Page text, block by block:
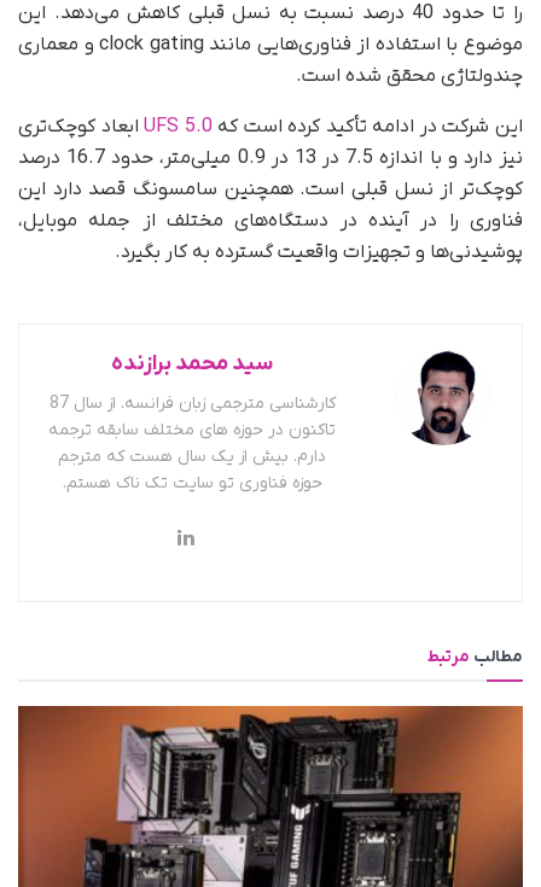
را تا حدود 40 درصد نسبت به نسل قبلی کاهش می‌دهد. این
موضوع با استفاده از فناوری‌هایی مانند clock gating و معماری
چندولتاژی محقق شده است.
این شرکت در ادامه تأکید کرده است که UFS 5.0
ابعاد کوچک‌تری
نیز دارد و با اندازه 7.5 در 13 در 0.9 میلی‌متر، حدود 16.7 درصد
کوچک‌تر از نسل قبلی است. همچنین سامسونگ قصد دارد این
فناوری را در آینده در دستگاه‌های مختلف از جمله موبایل،
پوشیدنی‌ها و تجهیزات واقعیت گسترده به کار بگیرد.
سید محمد برازنده
کارشناسی مترجمی زبان فرانسه. از سال 87
تاکنون در حوزه های مختلف سابقه ترجمه
دارم. بیش از یک سال هست که مترجم
حوزه فناوری تو سایت تک ناک هستم.
مطالب مرتبط